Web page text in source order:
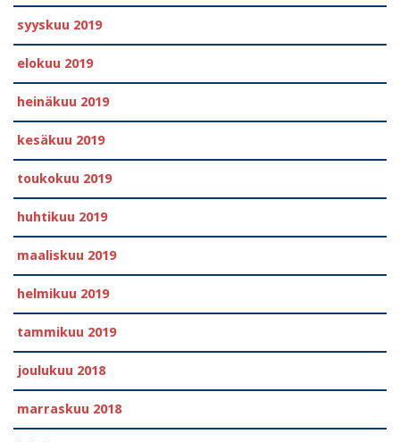
syyskuu 2019
elokuu 2019
heinäkuu 2019
kesäkuu 2019
toukokuu 2019
huhtikuu 2019
maaliskuu 2019
helmikuu 2019
tammikuu 2019
joulukuu 2018
marraskuu 2018